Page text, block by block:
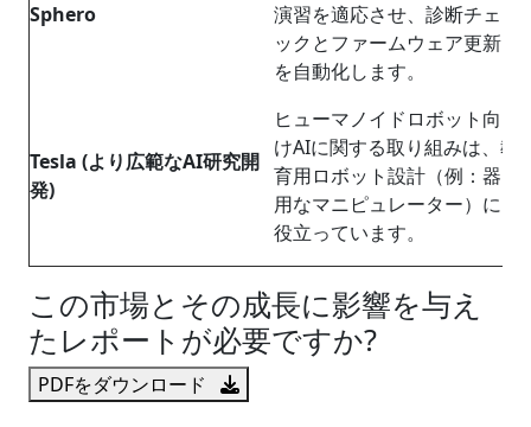
Sphero
演習を適応させ、診断チェ
ックとファームウェア更新
を自動化します。
Tesla (より広範なAI研究開
発)
ヒューマノイドロボット向
けAIに関する取り組みは、教
育用ロボット設計（例：器
用なマニピュレーター）に
役立っています。
この市場とその成長に影響を与え
たレポートが必要ですか?
PDFをダウンロード